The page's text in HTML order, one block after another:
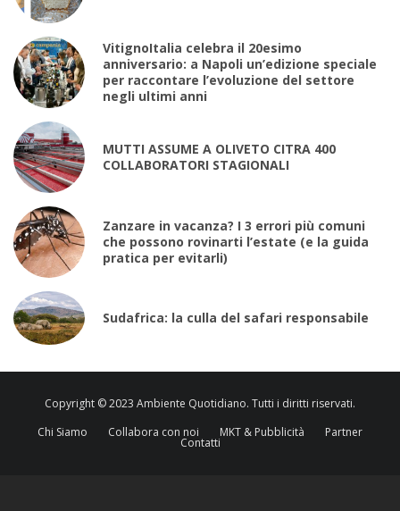
VitignoItalia celebra il 20esimo
anniversario: a Napoli un’edizione speciale
per raccontare l’evoluzione del settore
negli ultimi anni
MUTTI ASSUME A OLIVETO CITRA 400
COLLABORATORI STAGIONALI
Zanzare in vacanza? I 3 errori più comuni
che possono rovinarti l’estate (e la guida
pratica per evitarli)
Sudafrica: la culla del safari responsabile
Copyright © 2023 Ambiente Quotidiano. Tutti i diritti riservati.
Chi Siamo
Collabora con noi MKT & Pubblicità Partner
Contatti